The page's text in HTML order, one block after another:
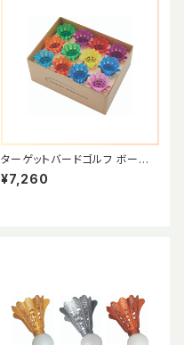
ターゲットバードゴルフ ボール
【公式球】パールカラー12個セッ
ト(箱入り) 競技用ボール
¥7,260